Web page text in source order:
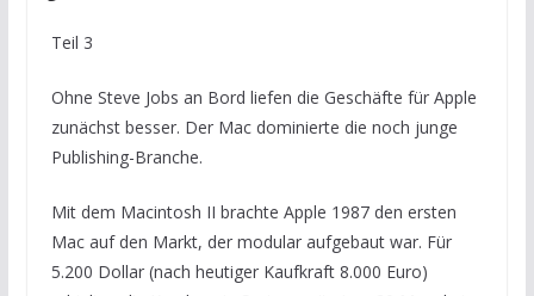
Teil 3
Ohne Steve Jobs an Bord liefen die Geschäfte für Apple
zunächst besser. Der Mac dominierte die noch junge
Publishing-Branche.
Mit dem Macintosh II brachte Apple 1987 den ersten
Mac auf den Markt, der modular aufgebaut war. Für
5.200 Dollar (nach heutiger Kaufkraft 8.000 Euro)